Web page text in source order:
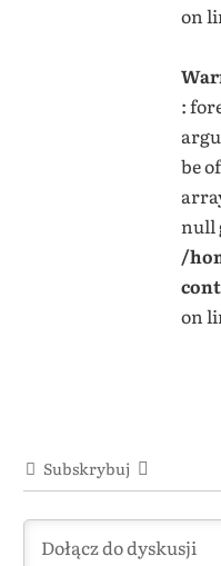
on
:
be
null
/
on
Subskrybuj